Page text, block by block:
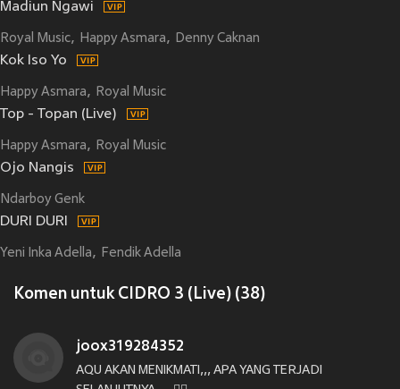
Madiun Ngawi
Royal Music Happy Asmara Denny Caknan
Kok Iso Yo
Happy Asmara Royal Music
Top - Topan (Live)
Happy Asmara Royal Music
Ojo Nangis
Ndarboy Genk
DURI DURI
Yeni Inka Adella Fendik Adella
Komen untuk CIDRO 3 (Live) (38)
joox319284352
AQU AKAN MENIKMATI,,, APA YANG TERJADI